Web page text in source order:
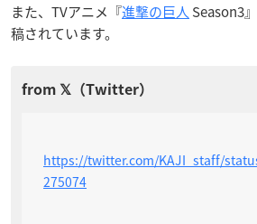
また、TVアニメ『進撃の巨人 Season3
稿されています。
https://twitter.com/KAJI_staff/
275074